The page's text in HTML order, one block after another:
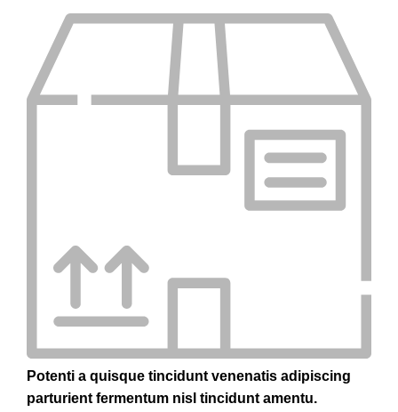
Potenti a quisque tincidunt venenatis adipiscing
parturient fermentum nisl tincidunt amentu.